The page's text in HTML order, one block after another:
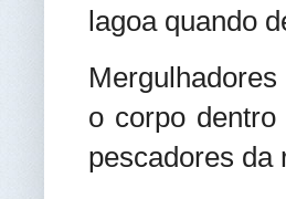
lagoa quando
o corpo
pescadores da